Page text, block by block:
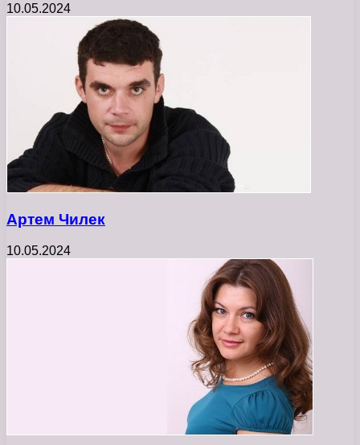
10.05.2024
Артем Чилек
10.05.2024